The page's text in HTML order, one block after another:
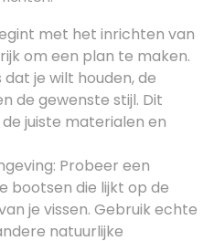
met het inrichten van
om een plan te maken.
je wilt houden, de
de gewenste stijl. Dit
juiste materialen en
Probeer een
bootsen die lijkt op de
je vissen. Gebruik echte
natuurlijke